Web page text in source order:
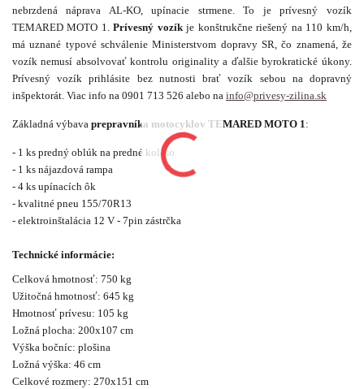
nebrzdená náprava AL-KO, upínacie strmene. To je prívesný vozík
TEMARED MOTO 1.Prívesný vozíkje konštrukčne riešený na 110 km/h,
má uznané typové schválenie Ministerstvom dopravy SR, čo znamená, že
vozík nemusí absolvovať kontrolu originality a ďalšie byrokratické úkony.
Prívesný vozík prihlásite bez nutnosti brať vozík sebou na dopravný
inšpektorát. Viac info na 0901 713 526 alebo na info@privesy-zilina.sk
Základná výbava prepravníka motocyklov TEMARED MOTO 1:
- 1 ks predný oblúk na predné koleso
- 1 ks nájazdová rampa
- 4 ks upínacích ôk
- kvalitné pneu 155/70R13
- elektroinštalácia 12 V - 7pin zástrčka
Technické informácie:
Celková hmotnosť: 750 kg
Užitočná hmotnosť: 645 kg
Hmotnosť prívesu: 105 kg
Ložná plocha: 200x107 cm
Výška bočníc: plošina
Ložná výška: 46 cm
Celkové rozmery: 270x151 cm